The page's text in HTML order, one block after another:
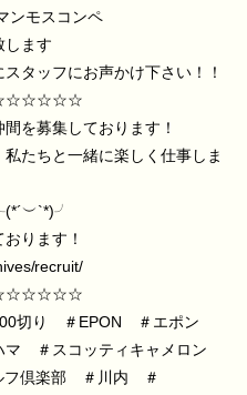
ンモスコンペ
します
タッフにお声かけ下さい！！
を募集しております！
たちと一緒に楽しく仕事しま
ります！
recruit/
切り ＃EPON
＃エポン
マ
＃スコッティキャメロン
フ倶楽部 ＃川内
＃